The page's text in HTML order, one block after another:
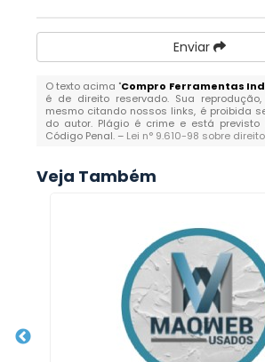
Enviar
O texto acima "Compro Ferramentas
é de direito reservado. Sua
mesmo citando nossos links, é proibida
do autor. Plágio é crime e está previsto
Código Penal. – Lei n° 9.610-98 sobre
Veja Também